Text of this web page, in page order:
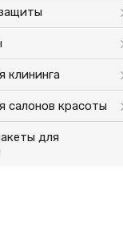
клининга
салонов красоты
для